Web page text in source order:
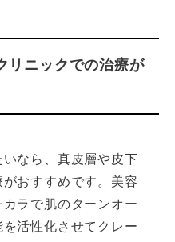
リニックでの治療が
なら、真皮層や皮下
おすすめです。美容
ラで肌のターンオー
活性化させてクレー